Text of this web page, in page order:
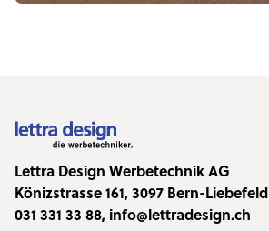
Lettra Design Werbetechnik AG
Könizstrasse 161, 3097 Bern-Liebefeld
031 331 33 88, info@lettradesign.ch